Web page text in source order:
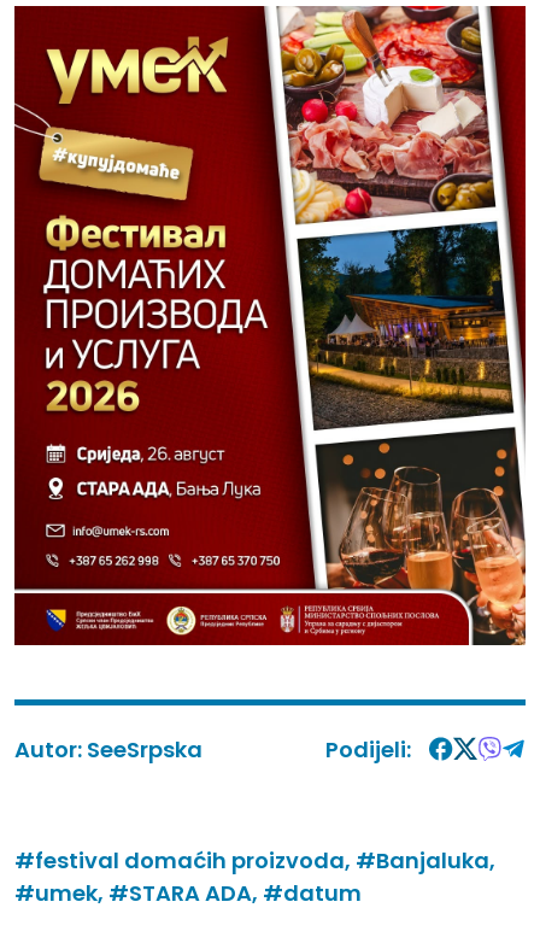
Autor: SeeSrpska Podijeli:
#festival domaćih proizvoda, #Banjaluka,
#umek, #STARA ADA, #datum